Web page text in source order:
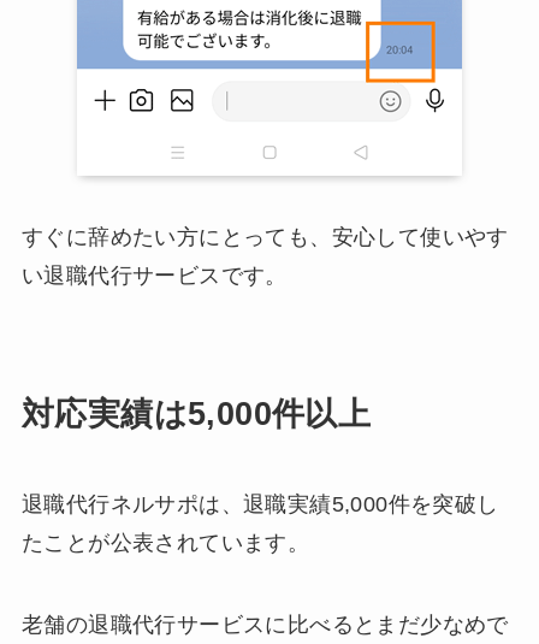
すぐに辞めたい方にとっても、安心して使いやす
い退職代行サービスです。
対応実績は5,000件以上
退職代行ネルサポは、退職実績5,000件を突破し
たことが公表されています。
老舗の退職代行サービスに比べるとまだ少なめで